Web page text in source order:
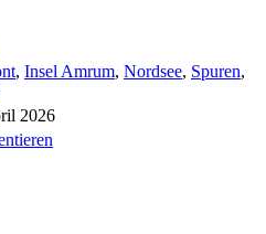
, Insel Amrum, Nordsee, Spuren,
2026